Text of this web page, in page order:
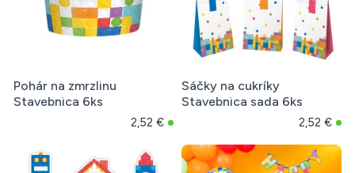
Pohár na zmrzlinu
Stavebnica 6ks
2,52 €
Sáčky na cukríky
Stavebnica sada 6ks
2,52 €